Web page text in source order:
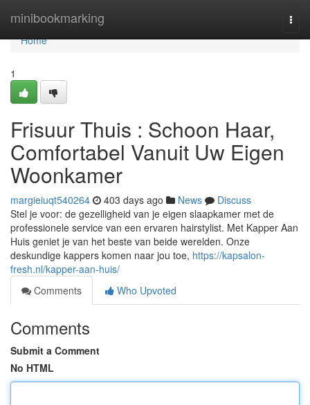
minibookmarking
Home
Home
1
Frisuur Thuis : Schoon Haar,
Comfortabel Vanuit Uw Eigen
Woonkamer
margieiuqt540264 403 days ago News
Discuss
Stel je voor: de gezelligheid van je eigen slaapkamer met de
professionele service van een ervaren hairstylist. Met Kapper Aan
Huis geniet je van het beste van beide werelden. Onze
deskundige kappers komen naar jou toe, https://kapsalon-
fresh.nl/kapper-aan-huis/
Comments
Who Upvoted
Comments
Submit a Comment
No HTML